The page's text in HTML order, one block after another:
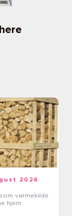
2026
varmekilde
hjem